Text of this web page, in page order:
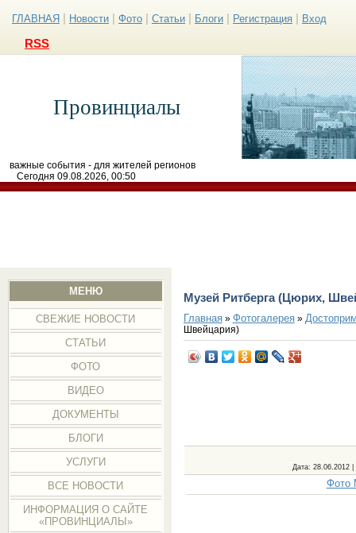
ГЛАВНАЯ Новости Фото Статьи Блоги Регистрация Вход
RSS
Провинциалы
важные события - для жителей регионов
Сегодня 09.08.2026, 00:50
МЕНЮ
СВЕЖИЕ НОВОСТИ
СТАТЬИ
ФОТО
ВИДЕО
ДОКУМЕНТЫ
БЛОГИ
УСЛУГИ
ВСЕ НОВОСТИ
ИНФОРМАЦИЯ О САЙТЕ
«ПРОВИНЦИАЛЫ»
Музей Ритберга (Цюрих,
Главная» Фотогалерея»
Швейцария)
Дата: 28.06.2012 |
Фото